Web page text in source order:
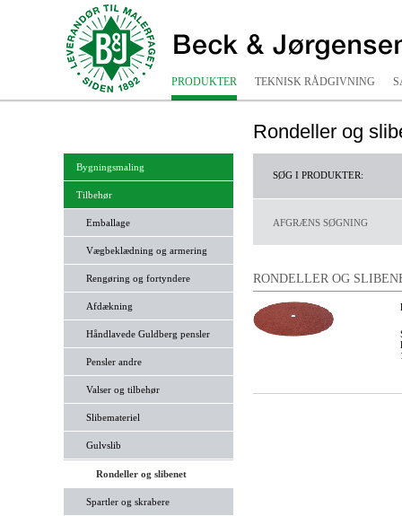
PRODUKTER TEKNISK RÅDGIVNING
Rondeller og
Bygningsmaling
Tilbehør
Emballage
Vægbeklædning og armering
Rengøring og fortyndere
Afdækning
Håndlavede Guldberg pensler
Pensler andre
Valser og tilbehør
Slibemateriel
Gulvslib
Rondeller og slibenet
Spartler og skrabere
SØG I PRODUKTER:
AFGRÆNS SØGNING
RONDELLER OG